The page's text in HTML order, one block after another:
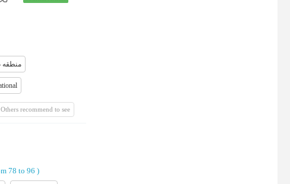
منطقه
Others recommend to see
78 to 96 )